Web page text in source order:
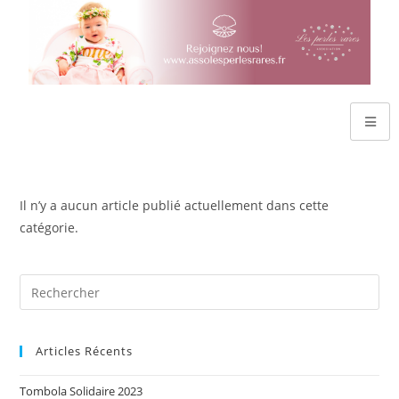
Il n’y a aucun article publié actuellement dans cette
catégorie.
Articles Récents
Tombola Solidaire 2023